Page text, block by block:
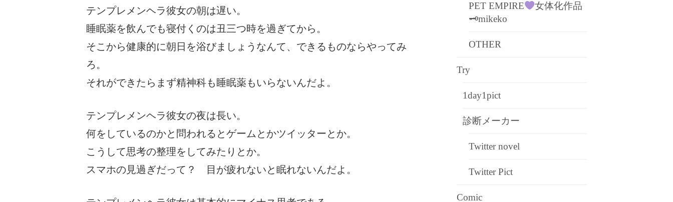
テンプレメンヘラ彼女の朝は遅い。
睡眠薬を飲んでも寝付くのは丑三つ時を過ぎてから。
そこから健康的に朝日を浴びましょうなんて、できるものならやってみ
ろ。
それができたらまず精神科も睡眠薬もいらないんだよ。
テンプレメンヘラ彼女の夜は長い。
何をしているのかと問われるとゲームとかツイッターとか。
こうして思考の整理をしてみたりとか。
スマホの見過ぎだって？ 目が疲れないと眠れないんだよ。
PET EMPIRE
女体化作品
🗝mikeko
OTHER
Try
1day1pict
診断メーカー
Twitter novel
Twitter Pict
Comic